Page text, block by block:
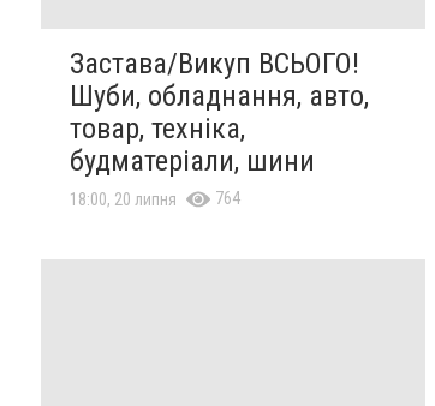
Застава/Викуп ВСЬОГО!
Шуби, обладнання, авто,
товар, техніка,
будматеріали, шини
18:00, 20 липня 764